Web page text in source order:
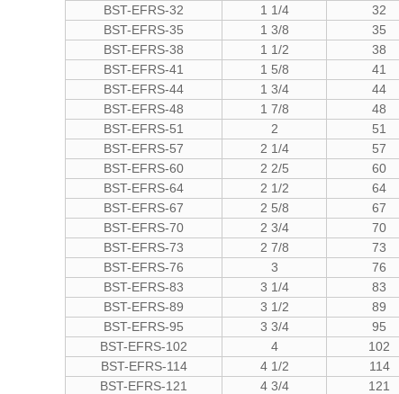
BST-EFRS-32
1 1/4 32
BST-EFRS-35
1 3/8 35
BST-EFRS-38
1 1/2 38
BST-EFRS-41
1 5/8 41
BST-EFRS-44
1 3/4 44
BST-EFRS-48
1 7/8 48
BST-EFRS-51
2 51
BST-EFRS-57
2 1/4 57
BST-EFRS-60
2 2/5 60
BST-EFRS-64
2 1/2 64
BST-EFRS-67
2 5/8 67
BST-EFRS-70
2 3/4 70
BST-EFRS-73
2 7/8 73
BST-EFRS-76
3 76
BST-EFRS-83
3 1/4 83
BST-EFRS-89
3 1/2 89
BST-EFRS-95
3 3/4 95
BST-EFRS-102
4 102
BST-EFRS-114
4 1/2 114
BST-EFRS-121
4 3/4 121